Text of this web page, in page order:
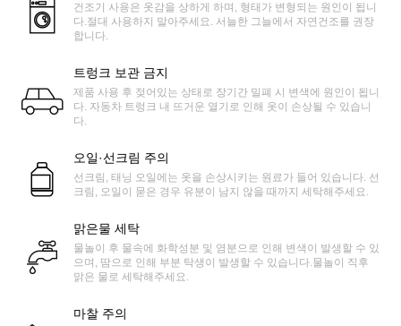
건조기 사용은 옷감을 상하게 하며, 형태가 변형되는 원인이 됩니
다.절대 사용하지 말아주세요. 서늘한 그늘에서 자연건조를 권장
합니다.
트렁크 보관 금지
제품 사용 후 젖어있는 상태로 장기간 밀폐 시 변색에 원인이 됩니
다. 자동차 트렁크 내 뜨거운 열기로 인해 옷이 손상될 수 있습니
다.
오일·선크림 주의
선크림, 태닝 오일에는 옷을 손상시키는 원료가 들어 있습니다. 선
크림, 오일이 묻은 경우 유분이 남지 않을 때까지 세탁해주세요.
맑은물 세탁
물놀이 후 물속에 화학성분 및 염분으로 인해 변색이 발생할 수 있
으며, 땀으로 인해 부분 탁생이 발생할 수 있습니다.물놀이 직후
맑은 물로 세탁해주세요.
마찰 주의